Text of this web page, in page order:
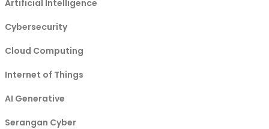
Artificial Intelligence
Cybersecurity
Cloud Computing
Internet of Things
AI Generative
Serangan Cyber